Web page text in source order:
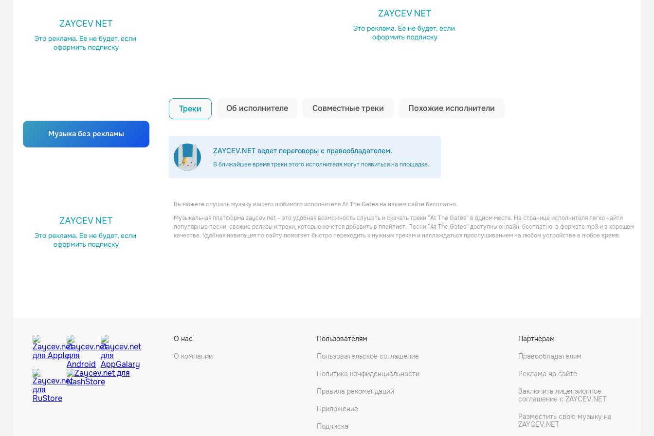
Музыка без рекламы
Копировать ссылку
Треки Об исполнителе Совместные треки Похожие исполнители
ZAYCEV.NET ведет переговоры с правообладателем.
В ближайшее время треки этого исполнителя могут появиться на площадке.
Entombed
Поп
Grave
Поп
Kataklysm
Рок
Malevolent Creation
Поп Рок
Вы можете слушать музыку вашего любимого исполнителя At The Gates на нашем сайте бесплатно.
Музыкальная платформа zaycev.net - это удобная возможность слушать и скачать треки “At The Gates” в одном месте. На странице исполнителя легко найти
популярные песни, свежие релизы и треки, которые хочется добавить в плейлист. Песни “At The Gates” доступны онлайн, бесплатно, в формате mp3 и в хорошем
качестве. Удобная навигация по сайту помогает быстро переходить к нужным трекам и наслаждаться прослушиванием на любом устройстве в любое время.
О нас
О компании
Пользователям
Пользовательское соглашение
Политика конфиденциальности
Правила рекомендаций
Приложение
Подписка
Партнерам
Правообладателям
Реклама на сайте
Заключить лицензионное
соглашение с ZAYCEV.NET
Разместить свою музыку на
ZAYCEV.NET